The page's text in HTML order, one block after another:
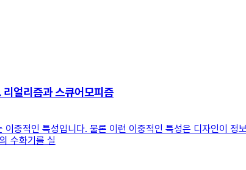
얼리즘과 스큐어모피즘
이중적인 특성입니다. 물론 이런 이중적인 특성은 디자인이
수화기를 실